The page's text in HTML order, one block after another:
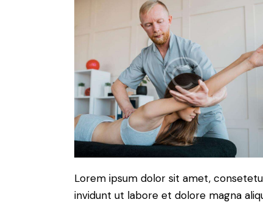
Lorem ipsum dolor sit amet,
invidunt ut labore et dolore magna